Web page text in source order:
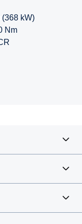
(368 kW)
Nm